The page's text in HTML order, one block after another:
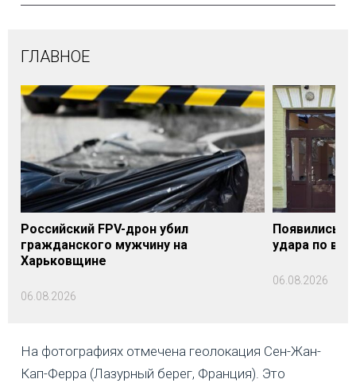
ГЛАВНОЕ
Российский FPV-дрон убил
гражданского мужчину на
Харьковщине
06.08.2026
Появились
удара по
06.08.2026
На фотографиях отмечена геолокация Сен-Жан-
Кап-Ферра (Лазурный берег, Франция). Это